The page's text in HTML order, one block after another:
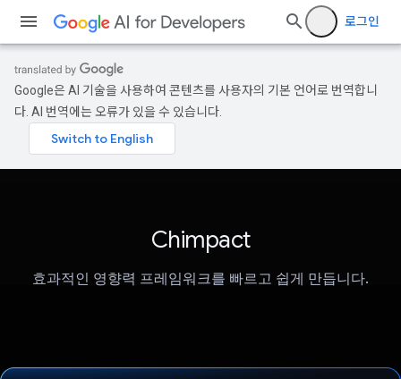
로그인
Google은 AI 기술을 사용하여 콘텐츠를 사용자의 기본 언어로 번역합니
다. AI 번역에는 오류가 있을 수 있습니다.
Chimpact
효과적인 영향력 프레임워크를 빠르고 쉽게 만듭니다.